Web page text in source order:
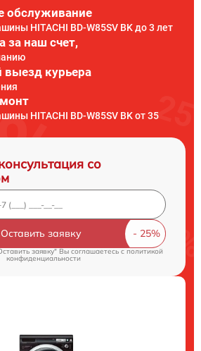
обслуживание
HITACHI BD-W85SV BK до 3 лет
за наш счет,
выезд курьера
HITACHI BD-W85SV BK от 35
со
Оставить заявку
заявку" Вы соглашаетесь cполитикой
конфиденциальности